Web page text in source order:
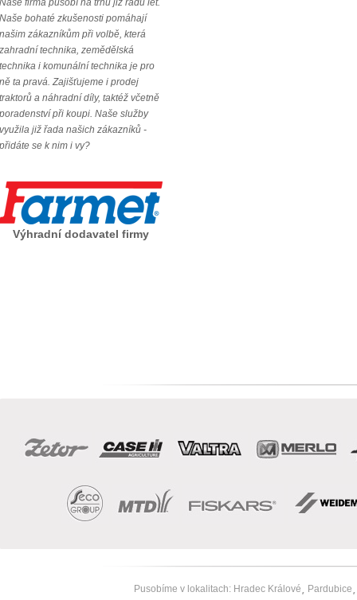
Naše firma působí na trhu již řadu let.
Naše bohaté zkušenosti pomáhají
našim zákazníkům při volbě, která
zahradní technika, zemědělská
technika i komunální technika je pro
ně ta pravá. Zajišťujeme i prodej
traktorů a náhradní díly, taktéž včetně
poradenství při koupi. Naše služby
využila již řada našich zákazníků -
přidáte se k nim i vy?
Výhradní dodavatel firmy
Pusobíme v lokalitach: Hradec Králové Pardubice